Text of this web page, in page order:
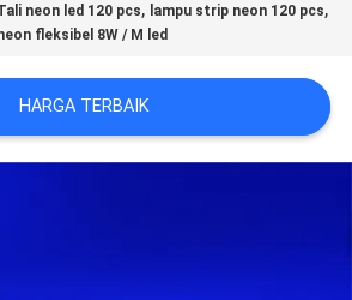
neon led 120 pcs, lampu strip neon 120 pcs,
fleksibel 8W / M led
HARGA TERBAIK